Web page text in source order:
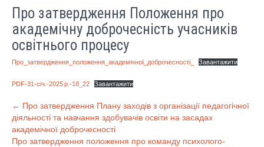
Про затвердження Положення про
академічну доброчесність учасників
освітнього процесу
Про_затвердження_положення_академічної_доброчесності_ Завантажити
PDF-31-січ.-2025 р.-18_22 Завантажити
Post
navigation
← Про затвердження Плану заходів з організації педагогічної
діяльності та навчання здобувачів освіти на засадах
академічної доброчесності
Про затвердження положення про команду психолого-